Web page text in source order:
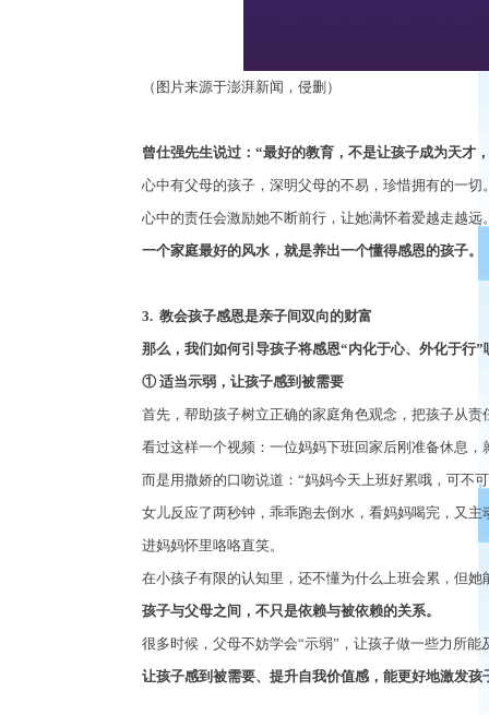
（图片来源于澎湃新闻，侵删）
曾仕强先生说过： “最好的教育，不是让孩子成为天才
心中有父母的孩子，深明父母的不易，珍惜拥有的一切
心中的责任会激励她不断前行，让她满怀着爱越走越远
一个家庭最好的风水，就是养出一个懂得感恩的孩子。
3. 教会孩子感恩是亲子间双向的财富
那么，我们如何引导孩子将感恩“内化于心、外化于行”
① 适当示弱，让孩子感到被需要
首先，帮助孩子树立正确的家庭角色观念，把孩子从责
看过这样一个视频：一位妈妈下班回家后刚准备休息
而是用撒娇的口吻说道： “妈妈今天上班好累哦，可不
女儿反应了两秒钟，乖乖跑去倒水，看妈妈喝完，又
进妈妈怀里咯咯直笑。
在小孩子有限的认知里，还不懂为什么上班会累，但
孩子与父母之间，不只是依赖与被依赖的关系。
很多时候，父母不妨学会“示弱” ，让孩子做一些力所
让孩子感到被需要、提升自我价值感，能更好地激发孩